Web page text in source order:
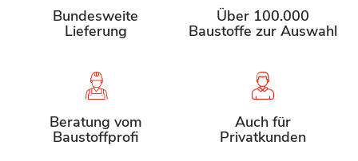
Bundesweite
Lieferung
Über 100.000
Baustoffe zur Auswahl
Beratung vom
Baustoffprofi
Auch für
Privatkunden